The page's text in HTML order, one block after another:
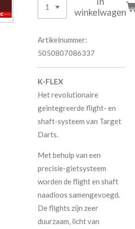
winkelwagen
Artikelnummer:
5050807086337
K-FLEX
Het revolutionaire
geïntegreerde flight- en
shaft-systeem van Target
Darts.
Met behulp van een
precisie-gietsysteem
worden de flight en shaft
naadloos samengevoegd.
De flights zijn zeer
duurzaam, licht van